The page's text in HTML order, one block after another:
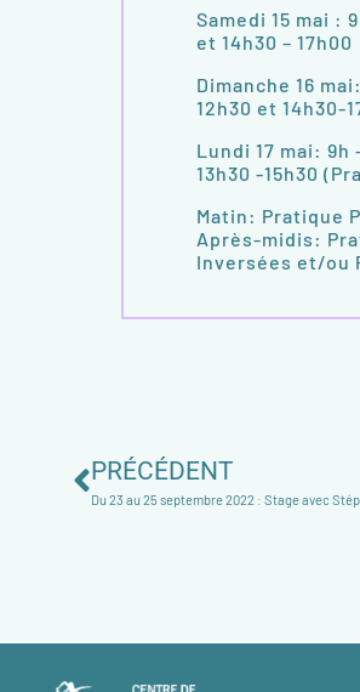
Samedi 15 mai :
et 14h30 – 17h00
Dimanche 16
12h30 et 14h30-
Lundi 17 mai: 9h
13h30 -15h30
Matin: Pratique
Après-midis:
Inversées et/ou
PRÉCÉDENT
Du 23 au 25 septembre 2022 : Stage avec